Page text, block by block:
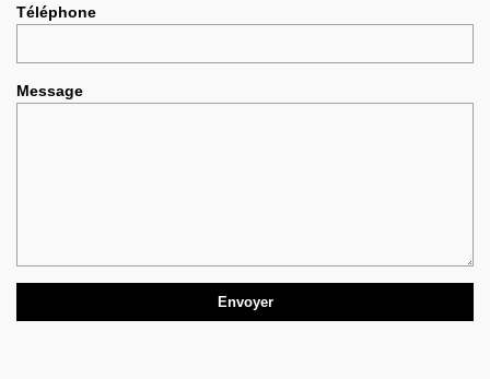
Téléphone
Message